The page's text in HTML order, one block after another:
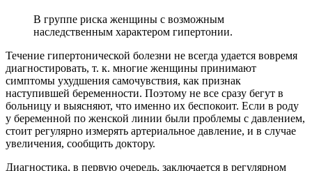
В группе риска женщины с возможным
наследственным характером гипертонии.
Течение гипертонической болезни не всегда удается вовремя
диагностировать, т. к. многие женщины принимают
симптомы ухудшения самочувствия, как признак
наступившей беременности. Поэтому не все сразу бегут в
больницу и выясняют, что именно их беспокоит. Если в роду
у беременной по женской линии были проблемы с давлением,
стоит регулярно измерять артериальное давление, и в случае
увеличения, сообщить доктору.
Диагностика, в первую очередь, заключается в регулярном